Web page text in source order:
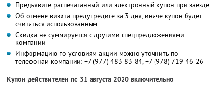
Предъявите распечатанный или электронный купон при заезде
Об отмене визита предупредите за 3 дня, иначе купон будет
считаться использованным
Скидка не суммируется с другими спецпредложениями
компании
Информацию по условиям акции можно уточнить по
телефонам компании: +7 (977) 483-83-84, +7 (978) 719-46-26
Купон действителен по 31 августа 2020 включительно